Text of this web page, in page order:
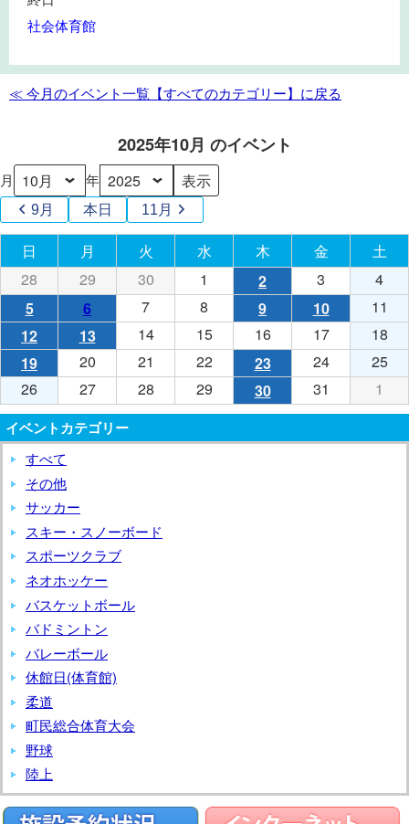
ゴ
フ
大
会
納
会
い
き
ポ
ー
学
社会体育館
≪ 今月のイベント一覧【すべてのカテゴリー】に戻る
2025年10月 のイベント
月 年
9月 本日 11月
日 月 火 水 木 金 土土
28
年
9
月
(日)
29
年
9
月
日
(月)
30
年
9
月
(火)
1
年
10
月
1
日
(水)
2
10
月
2
日
(木)
の
イ
ベ
ン
ト)
3
年
10
月
3
日
(金)
4
年
10
月
4
(土)
52025
年
10
月
5
日
(日)
(1
件
の
イ
ベ
ン
ト)
6
年
10
月
6
日
(月)
件
の
イ
ベ
ン
ト)
7
年
10
月
7
日
(火)
8
年
10
月
8
日
(水)
9
年
10
月
9
(木)
件
の
イ
ベ
ト)
102025
年
10
月
10
(金)
(1
件
の
イ
ベ
ト)
11
年
10
月
日
(
12
10
月
12
日
(日)
の
イ
ベ
ン
ト)
132025
10
月
13
日
(1
の
イ
ベ
ン
142025
年
10
月
日
152025
年
10
月
日
162025
年
10
月
日
172025
年
10
月
日
18
年
10
月
日
19
10
月
19
日
(日)
の
イ
ベ
ン
ト)
20
年
10
月
21
年
10
222025
年
10
232025
年
10
(1
件
の
242025
年
10
25
年
10
26
年
10
月
26
日
(日)
272025
年
10
(月)
28
年
(火)
29
年
302025
年
10
(1
件
の
31
年
1
年
イベントカテゴリー
すべて
その他
サッカー
スキー・スノーボード
スポーツクラブ
ネオホッケー
バスケットボール
バドミントン
バレーボール
休館日(体育館)
柔道
町民総合体育大会
野球
陸上